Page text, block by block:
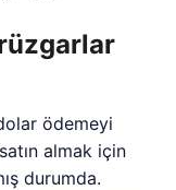
ödemeyi
almak için
durumda.